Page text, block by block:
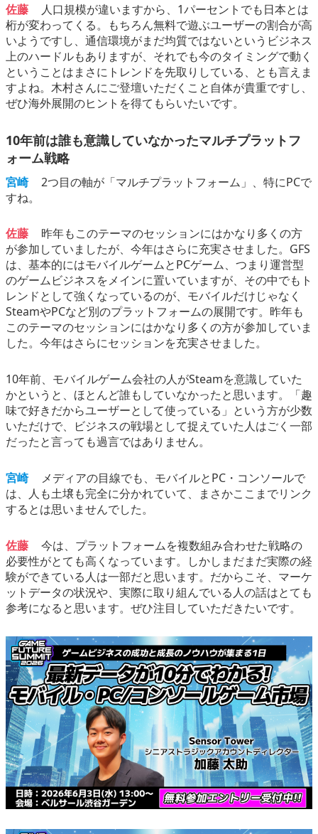
佐藤
人口規模が違いますから、1パーセントでも日本とは
桁が変わってくる。もちろん無料で遊ぶユーザーの割合が高
いようですし、通信環境がまだ均質ではないというビジネス
上のハードルもありますが、それでも今のタイミングで動く
ということはまさにトレンドを先取りしている、とも言えま
すよね。木村さんにご登壇いただくこと自体が貴重ですし、
ぜひ海外展開のヒントを得てもらいたいです。
10年前は誰も意識していなかったマルチプラットフ
ォーム戦略
宮崎
2つ目の軸が「マルチプラットフォーム」、特にPCで
すね。
佐藤
昨年もこのテーマのセッションにはかなり多くの方
が参加していましたが、今年はさらに充実させました。GFS
は、基本的にはモバイルゲームとPCゲーム、つまり運営型
のゲームビジネスをメインに置いていますが、その中でもト
レンドとして強くなっているのが、モバイルだけじゃなく
SteamやPCなど別のプラットフォームの展開です。昨年も
このテーマのセッションにはかなり多くの方が参加していま
した。今年はさらにセッションを充実させました。
10年前、モバイルゲーム会社の人がSteamを意識していた
かというと、ほとんど誰もしていなかったと思います。「趣
味で好きだからユーザーとして使っている」という方が少数
いただけで、ビジネスの戦場として捉えていた人はごく一部
だったと言っても過言ではありません。
宮崎
メディアの目線でも、モバイルとPC・コンソールで
は、人も土壌も完全に分かれていて、まさかここまでリンク
するとは思いませんでした。
佐藤
今は、プラットフォームを複数組み合わせた戦略の
必要性がとても高くなっています。しかしまだまだ実際の経
験ができている人は一部だと思います。だからこそ、マーケ
ットデータの状況や、実際に取り組んでいる人の話はとても
参考になると思います。ぜひ注目していただきたいです。